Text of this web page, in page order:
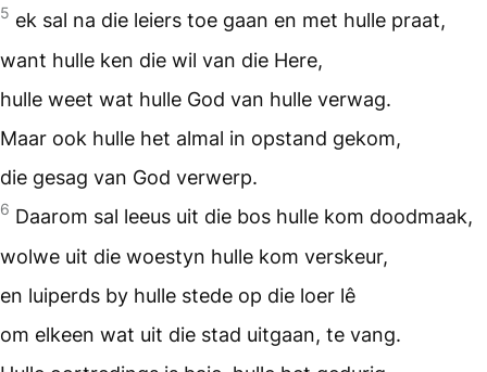
5 ek sal na die leiers toe gaan en met hulle praat,
want hulle ken die wil van die Here,
hulle weet wat hulle God van hulle verwag.
Maar ook hulle het almal in opstand gekom,
die gesag van God verwerp.
6 Daarom sal leeus uit die bos hulle kom doodmaak,
wolwe uit die woestyn hulle kom verskeur,
en luiperds by hulle stede op die loer lê
om elkeen wat uit die stad uitgaan, te vang.